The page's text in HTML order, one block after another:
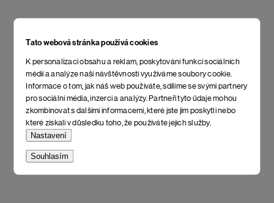
Tato webová stránka používá cookies
K personalizaci obsahu a reklam, poskytování funkcí sociálních
médií a analýze naší návštěvnosti využíváme soubory cookie.
Informace o tom, jak náš web používáte, sdílíme se svými partnery
pro sociální média, inzerci a analýzy. Partneři tyto údaje mohou
zkombinovat s dalšími informacemi, které jste jim poskytli nebo
které získali v důsledku toho, že používáte jejich služby.
Nastavení
Souhlasím